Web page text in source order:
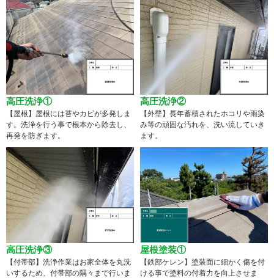
高圧洗浄①
【屋根】屋根には苔やカビが多発しま
す。洗浄を行う事で根本から除去し、
再発を防ぎます。
高圧洗浄②
【外壁】長年蓄積されたホコリや雨染
み等の頑固な汚れを、洗い流していき
ます。
高圧洗浄③
【付帯部】洗浄作業はお家全体を丸洗
いするため、付帯部の隅々まで行いま
屋根塗装①
【鉄部ケレン】塗装面に細かく傷を付
ける事で塗料の付着力を向上させま